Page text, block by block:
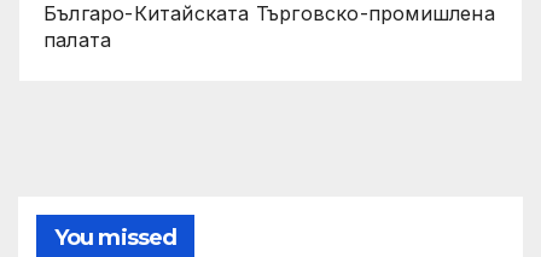
Българо-Китайската Търговско-промишлена
палата
You missed